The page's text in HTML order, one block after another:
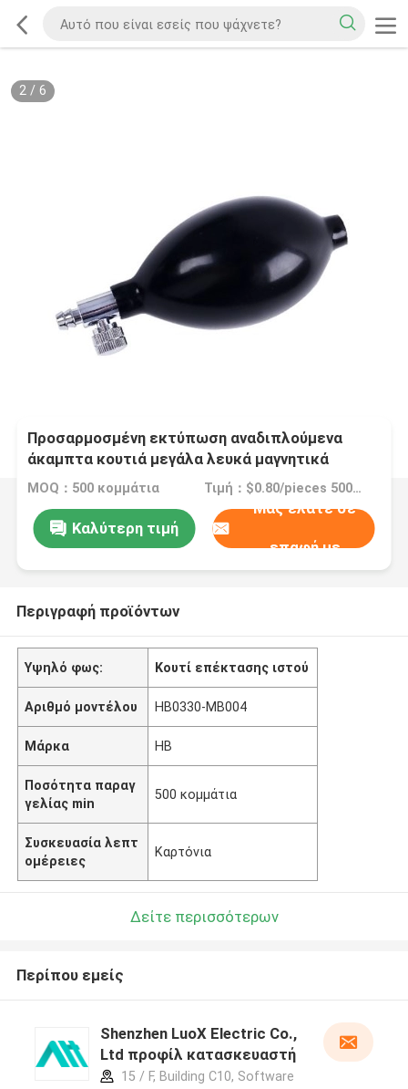
2/ 6
Προσαρμοσμένη εκτύπωση αναδιπλούμενα
άκαμπτα κουτιά μεγάλα λευκά μαγνητικά
κλειστά κουτί δώρου με λαβή μεταφοράς
MOQ：500 κομμάτια Τιμή：$0.80/pieces 500-4999 pieces
Καλύτερη τιμή
Μας ελάτε σε
επαφή με
Περιγραφή προϊόντων
Υψηλό φως: Κουτί επέκτασης ιστού
Αριθμό μοντέλου HB0330-MB004
Μάρκα HB
Ποσότητα παραγ
γελίας min
500 κομμάτια
Συσκευασία λεπτ
ομέρειες
Καρτόνια
Δείτε περισσότερων
Περίπου εμείς
Shenzhen LuoX Electric Co.,
Ltd προφίλ κατασκευαστή
15 / F, Building C10, Software